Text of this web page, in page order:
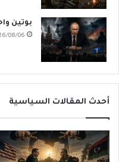
بوتين
08/06
أحدث المقالات السياسية